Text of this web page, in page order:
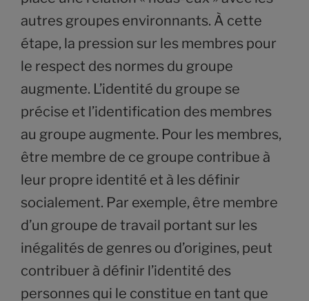
autres groupes environnants. À cette
étape, la pression sur les membres pour
le respect des normes du groupe
augmente. L’identité du groupe se
précise et l’identification des membres
au groupe augmente. Pour les membres,
être membre de ce groupe contribue à
leur propre identité et à les définir
socialement. Par exemple, être membre
d’un groupe de travail portant sur les
inégalités de genres ou d’origines, peut
contribuer à définir l’identité des
personnes qui le constitue en tant que